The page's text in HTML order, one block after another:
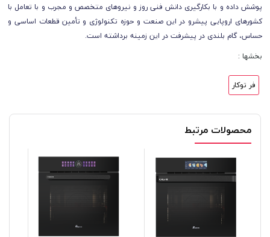
پوشش داده و با بکارگیری دانش فنی روز و نیروهای متخصص و مجرب و با تعامل با
کشورهای اروپایی پیشرو در این صنعت و حوزه تکنولوژی و تأمین قطعات اساسی و
حساس، گام بلندی در پیشرفت در این زمینه برداشته است.
بخشها :
فر توکار
محصولات مرتبط